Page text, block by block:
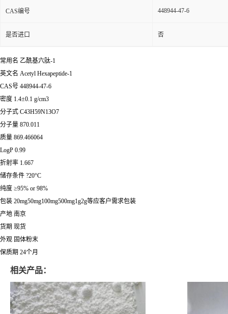
CAS编号 448944-47-6
是否进口 否
常用名 乙酰基六肽-1
英文名 Acetyl Hexapeptide-1
CAS号 448944-47-6
密度 1.4±0.1 g/cm3
分子式 C43H59N13O7
分子量 870.011
质量 869.466064
LogP 0.99
折射率 1.667
储存条件 ?20°C
纯度 ≥95% or 98%
包装 20mg50mg100mg500mg1g2g等应客户需求包装
产地 南京
货期 现货
外观 固体粉末
保质期 24个月
相关产品：